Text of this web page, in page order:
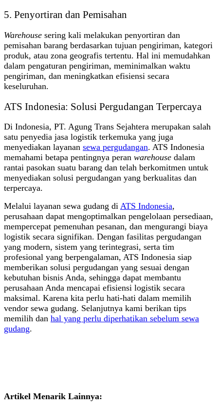
5. Penyortiran dan Pemisahan
Warehouse sering kali melakukan penyortiran dan
pemisahan barang berdasarkan tujuan pengiriman, kategori
produk, atau zona geografis tertentu. Hal ini memudahkan
dalam pengaturan pengiriman, meminimalkan waktu
pengiriman, dan meningkatkan efisiensi secara
keseluruhan.
ATS Indonesia: Solusi Pergudangan Terpercaya
Di Indonesia, PT. Agung Trans Sejahtera merupakan salah
satu penyedia jasa logistik terkemuka yang juga
menyediakan layanan sewa pergudangan. ATS Indonesia
memahami betapa pentingnya peran warehouse dalam
rantai pasokan suatu barang dan telah berkomitmen untuk
menyediakan solusi pergudangan yang berkualitas dan
terpercaya.
Melalui layanan sewa gudang di ATS Indonesia,
perusahaan dapat mengoptimalkan pengelolaan persediaan,
mempercepat pemenuhan pesanan, dan mengurangi biaya
logistik secara signifikan. Dengan fasilitas pergudangan
yang modern, sistem yang terintegrasi, serta tim
profesional yang berpengalaman, ATS Indonesia siap
memberikan solusi pergudangan yang sesuai dengan
kebutuhan bisnis Anda, sehingga dapat membantu
perusahaan Anda mencapai efisiensi logistik secara
maksimal. Karena kita perlu hati-hati dalam memilih
vendor sewa gudang. Selanjutnya kami berikan tips
memilih dan hal yang perlu diperhatikan sebelum sewa
gudang.
Artikel Menarik Lainnya: